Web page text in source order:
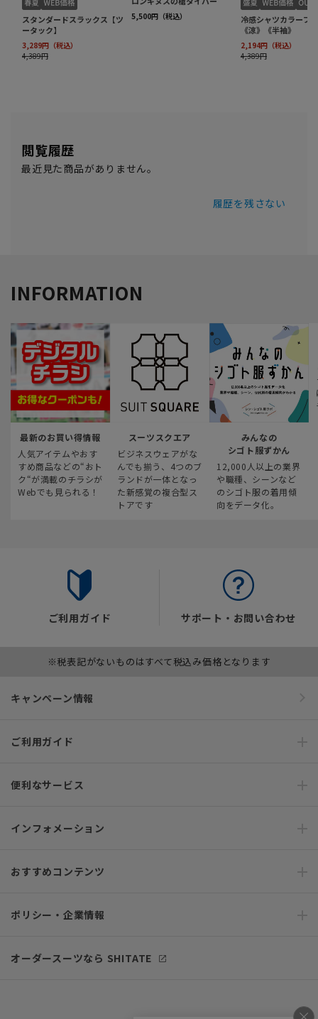
閲覧履歴
最近見た商品がありません。
履歴を残さない
INFORMATION
最新のお買い得情報
人気アイテムやおす
すめ商品などの“おト
ク“が満載のチラシが
Webでも見られる！
スーツスクエア
ビジネスウェアがな
んでも揃う、4つのブ
ランドが一体となっ
た新感覚の複合型ス
トアです
みんなの
シゴト服ずかん
12,000人以上の業界
や職種、シーンなど
のシゴト服の着用傾
向をデータ化。
ご利用ガイド サポート・お問い合わせ
※税表記がないものはすべて税込み価格となります
キャンペーン情報
ご利用ガイド
便利なサービス
インフォメーション
おすすめコンテンツ
ポリシー・企業情報
オーダースーツなら SHITATE